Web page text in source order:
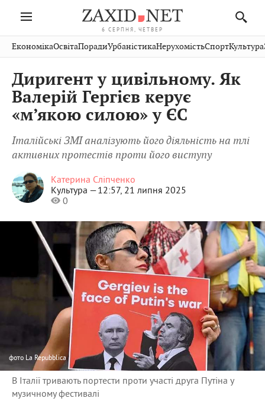
6 СЕРПНЯ, ЧЕТВЕР
Івано-
Франківськ
Волинь
Закарпаття
Рівне
Чернівці
Шептицький
Стрий
Хмельницький
Вінниця
Публікації
Авто СловкоКультура
Кіно Дім СпортКраєзнавство
ФотоОсвітаНерухомість
ЕкономікаОсвітаПорадиУрбаністикаНерухомістьСпортКультура
Диригент у цивільному. Як
Валерій Гергієв керує
«м’якою силою» у ЄС
Італійські ЗМІ аналізують його діяльність на тлі
активних протестів проти його виступу
Катерина Сліпченко
Культура —12:57, 21 липня 2025
0
фото La Repubblica
В Італії тривають портести проти участі друга Путіна у
музичному фестивалі